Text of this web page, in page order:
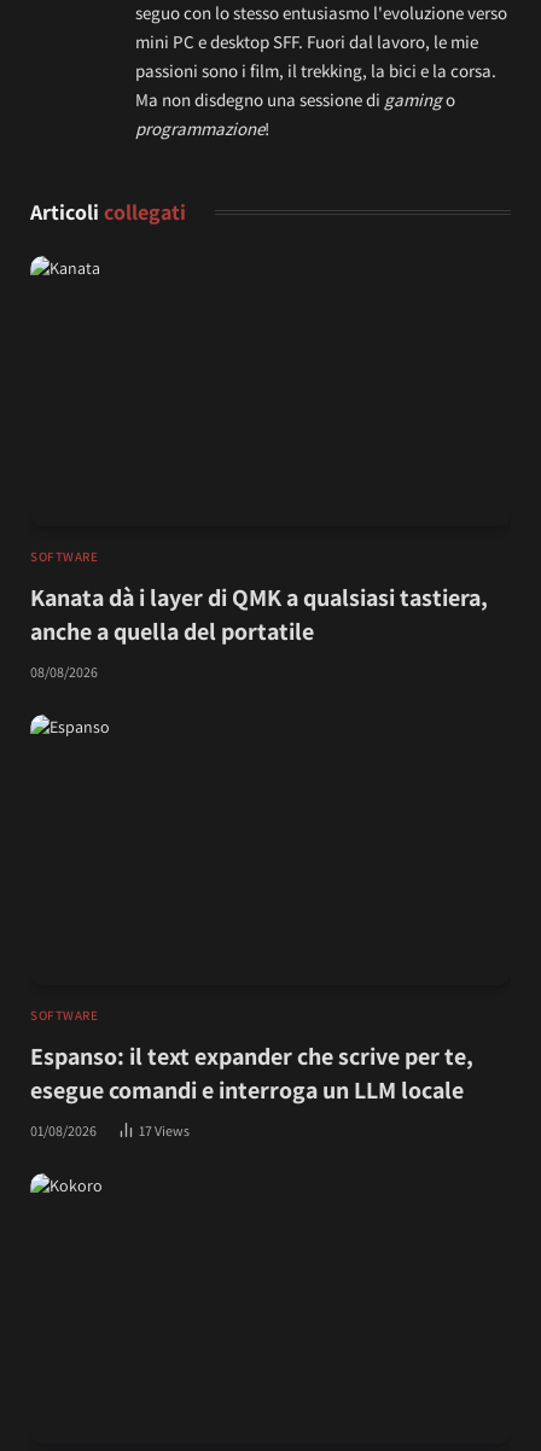
seguo con lo stesso entusiasmo l'evoluzione verso
mini PC e desktop SFF. Fuori dal lavoro, le mie
passioni sono i film, il trekking, la bici e la corsa.
Ma non disdegno una sessione di gamingo
programmazione!
Articoli collegati
SOFTWARE
Kanata dà i layer di QMK a qualsiasi tastiera,
anche a quella del portatile
08/08/2026
SOFTWARE
Espanso: il text expander che scrive per te,
esegue comandi e interroga un LLM locale
01/08/2026 17Views